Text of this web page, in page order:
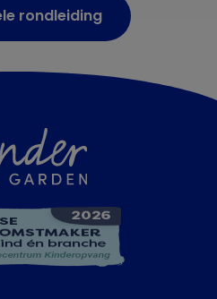
rondleiding